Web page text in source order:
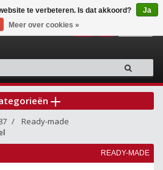
Ready-made
READY-MADE
te verbeteren. Is dat akkoord?
Ja
Meer over cookies »